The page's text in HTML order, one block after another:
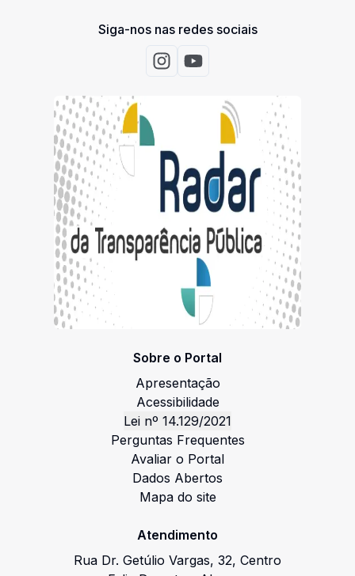
Siga-nos nas redes sociais
Acessar Instagram
Acessar Youtube
Sobre o Portal
Apresentação
Acessibilidade
Lei nº 14.129/2021
Perguntas Frequentes
Avaliar o Portal
Dados Abertos
Mapa do site
Atendimento
Rua Dr. Getúlio Vargas, 32, Centro